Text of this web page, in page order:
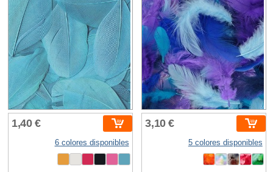
1,40 €
6 colores disponibles
3,10 €
5 colores disponibles